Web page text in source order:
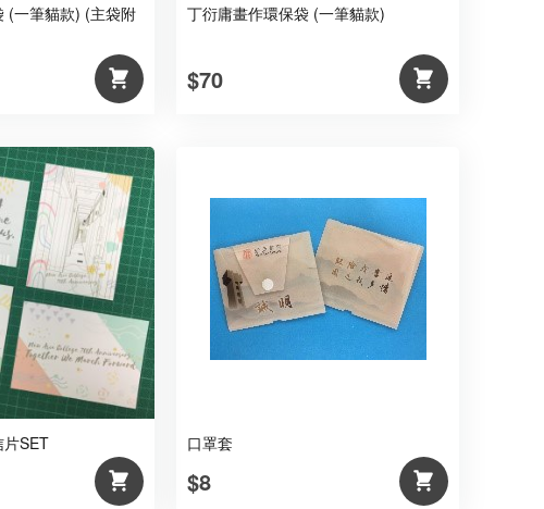
(一筆貓款) (主袋附
丁衍庸畫作環保袋 (一筆貓款)
$70
SET 口罩套
$8